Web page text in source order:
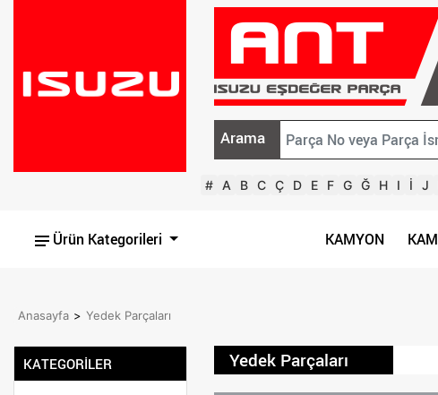
Arama
# A B C Ç D E F G Ğ H I İ J
Ürün Kategorileri KAMYON
Anasayfa > Yedek Parçaları
KATEGORİLER Yedek Parçaları